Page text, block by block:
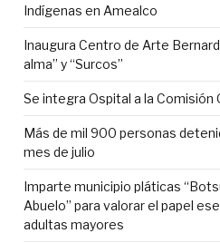
Indígenas en Amealco
Inaugura Centro de Arte
alma” y “Surcos”
Se integra Ospital a la Comisión
Más de mil 900 personas
mes de julio
Imparte municipio pláticas
Abuelo” para valorar el papel
adultas mayores